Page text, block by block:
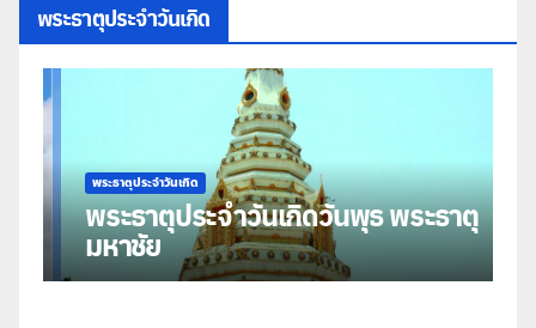
พระธาตุประจำวันเกิด
พระธาตุประจำวันเกิด
พระธาตุประจำวันเกิดวันพุธ พระธาตุ
มหาชัย